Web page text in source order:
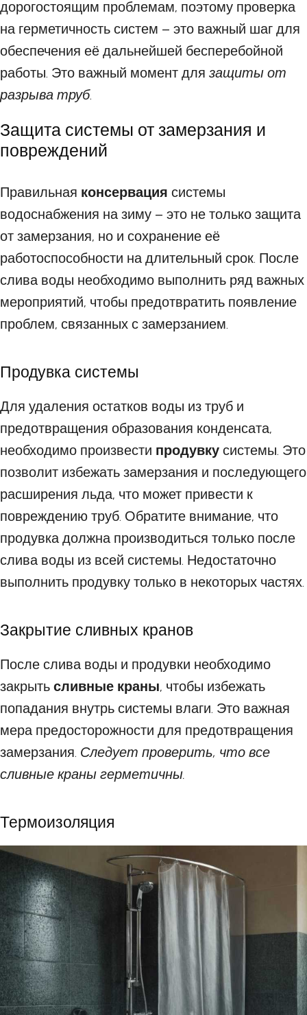
дорогостоящим проблемам, поэтому проверка
на герметичность систем – это важный шаг для
обеспечения её дальнейшей бесперебойной
работы. Это важный момент для защиты от
разрыва труб.
Защита системы от замерзания и
повреждений
Правильная консервация системы
водоснабжения на зиму – это не только защита
от замерзания, но и сохранение её
работоспособности на длительный срок. После
слива воды необходимо выполнить ряд важных
мероприятий, чтобы предотвратить появление
проблем, связанных с замерзанием.
Продувка системы
Для удаления остатков воды из труб и
предотвращения образования конденсата,
необходимо произвести продувку системы. Это
позволит избежать замерзания и последующего
расширения льда, что может привести к
повреждению труб. Обратите внимание, что
продувка должна производиться только после
слива воды из всей системы. Недостаточно
выполнить продувку только в некоторых частях.
Закрытие сливных кранов
После слива воды и продувки необходимо
закрыть сливные краны, чтобы избежать
попадания внутрь системы влаги. Это важная
мера предосторожности для предотвращения
замерзания. Следует проверить, что все
сливные краны герметичны.
Термоизоляция